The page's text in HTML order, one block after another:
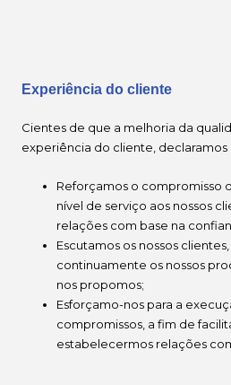
Experiência do cliente
Cientes de que a melhoria da
experiência do cliente, declaramos
Reforçamos o compromisso
nível de serviço aos nossos
relações com base na
Escutamos os nossos
continuamente os nossos
nos propomos;
Esforçamo-nos para a
compromissos, a fim de
estabelecermos relações